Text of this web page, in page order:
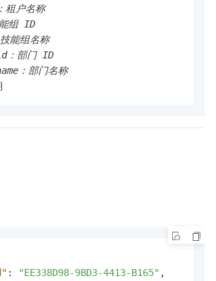
租户名称
组 ID
能组名称
：部门 ID
：部门名称
: "EE338D98-9BD3-4413-B165" ,